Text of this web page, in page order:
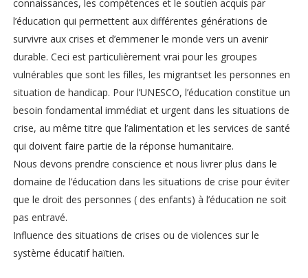
connaissances, les compétences et le soutien acquis par
l’éducation qui permettent aux différentes générations de
survivre aux crises et d’emmener le monde vers un avenir
durable. Ceci est particulièrement vrai pour les groupes
vulnérables que sont les filles, les migrantset les personnes en
situation de handicap. Pour l’UNESCO, l’éducation constitue un
besoin fondamental immédiat et urgent dans les situations de
crise, au même titre que l’alimentation et les services de santé
qui doivent faire partie de la réponse humanitaire.
Nous devons prendre conscience et nous livrer plus dans le
domaine de l’éducation dans les situations de crise pour éviter
que le droit des personnes ( des enfants) à l’éducation ne soit
pas entravé.
Influence des situations de crises ou de violences sur le
système éducatif haïtien.